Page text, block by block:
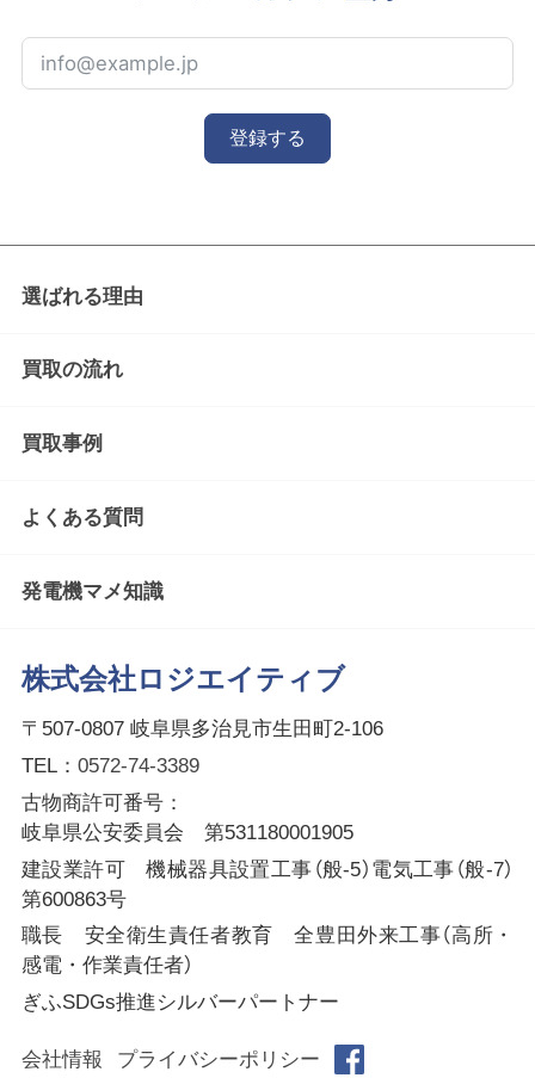
登録する
株式会社ロジエイティブ
〒507-0807 岐阜県多治見市生田町2-106
TEL： 0572-74-3389
古物商許可番号：
岐阜県公安委員会 第531180001905
建設業許可 機械器具設置工事（般-5）電気工事（般-7）
第600863号
職長 安全衛生責任者教育 全豊田外来工事（高所・
感電・作業責任者）
ぎふSDGs推進シルバーパートナー
選ばれる理由
買取の流れ
買取事例
よくある質問
発電機マメ知識
会社情報 プライバシーポリシー